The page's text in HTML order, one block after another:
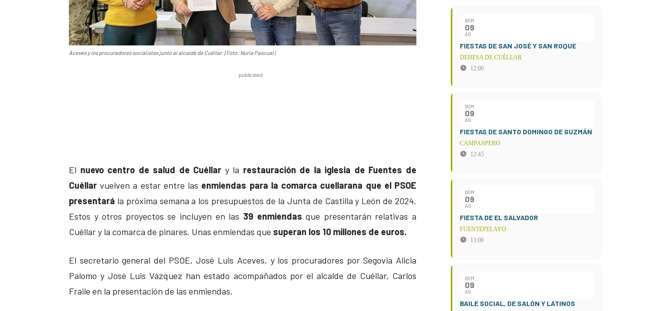
Aceves y los procuradores socialistas junto al alcalde de Cuéllar. | Foto: Nuria Pascual |
publicidad
El nuevo centro de salud de Cuéllar y la restauración de la iglesia de Fuentes de
Cuéllar vuelven a estar entre las enmiendas para la comarca cuellarana que el PSOE
presentará la próxima semana a los presupuestos de la Junta de Castilla y León de 2024.
Estos y otros proyectos se incluyen en las 39 enmiendas que presentarán relativas a
Cuéllar y la comarca de pinares. Unas enmiendas que superan los 10 millones de euros.
El secretario general del PSOE, José Luis Aceves, y los procuradores por Segovia Alicia
Palomo y José Luis Vázquez han estado acompañados por el alcalde de Cuéllar, Carlos
Fraile en la presentación de las enmiendas.
DOM
09
AG
FIESTAS DE SAN JOSÉ Y SAN ROQUE
DEHESA DE CUÉLLAR
12:00
DOM
09
AG
FIESTAS DE SANTO DOMINGO DE GUZMÁN
CAMPASPERO
12:45
DOM
09
AG
FIESTA DE EL SALVADOR
FUENTEPELAYO
13:00
DOM
09
AG
BAILE SOCIAL, DE SALÓN Y LATINOS